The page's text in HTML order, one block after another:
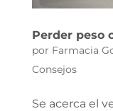
Perder peso
por Farmacia
Consejos
Se acerca el